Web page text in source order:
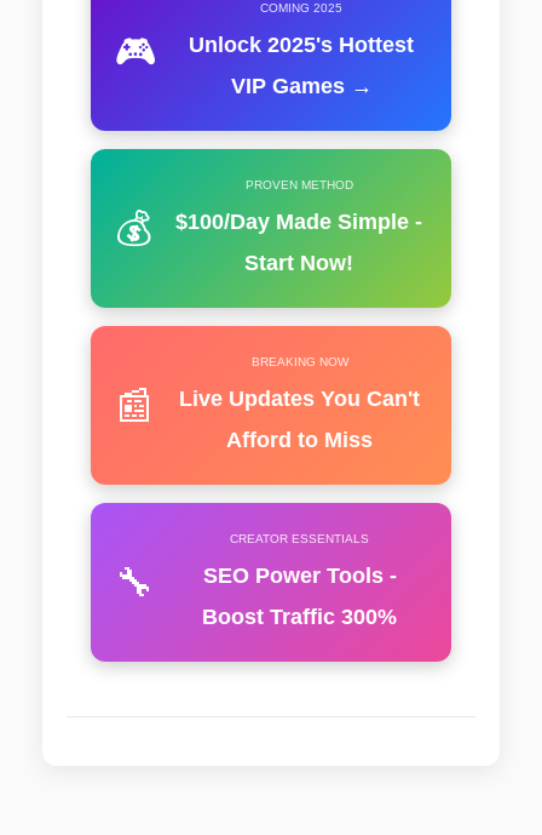
🎮
COMING 2025
Unlock 2025's Hottest
VIP Games →
💰
PROVEN METHOD
$100/Day Made Simple -
Start Now!
📰
BREAKING NOW
Live Updates You Can't
Afford to Miss
🔧
CREATOR ESSENTIALS
SEO Power Tools -
Boost Traffic 300%